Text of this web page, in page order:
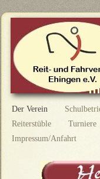
Der Verein
Reiterstüble
Turniere
Impressum/Anfahrt